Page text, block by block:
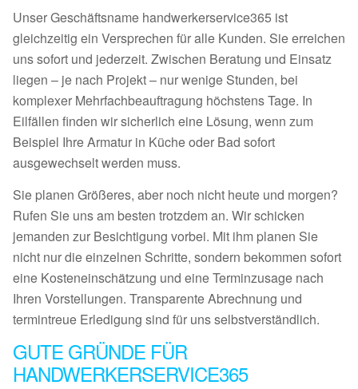
Unser Geschäftsname handwerkerservice365 ist
gleichzeitig ein Versprechen für alle Kunden. Sie erreichen
uns sofort und jederzeit. Zwischen Beratung und Einsatz
liegen – je nach Projekt – nur wenige Stunden, bei
komplexer Mehrfachbeauftragung höchstens Tage. In
Eilfällen finden wir sicherlich eine Lösung, wenn zum
Beispiel Ihre Armatur in Küche oder Bad sofort
ausgewechselt werden muss.
Sie planen Größeres, aber noch nicht heute und morgen?
Rufen Sie uns am besten trotzdem an. Wir schicken
jemanden zur Besichtigung vorbei. Mit ihm planen Sie
nicht nur die einzelnen Schritte, sondern bekommen sofort
eine Kosteneinschätzung und eine Terminzusage nach
Ihren Vorstellungen. Transparente Abrechnung und
termintreue Erledigung sind für uns selbstverständlich.
GUTE GRÜNDE FÜR
HANDWERKERSERVICE365